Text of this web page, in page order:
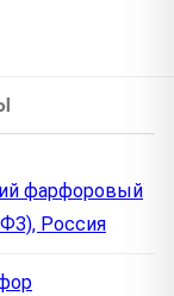
фарфоровый
Россия